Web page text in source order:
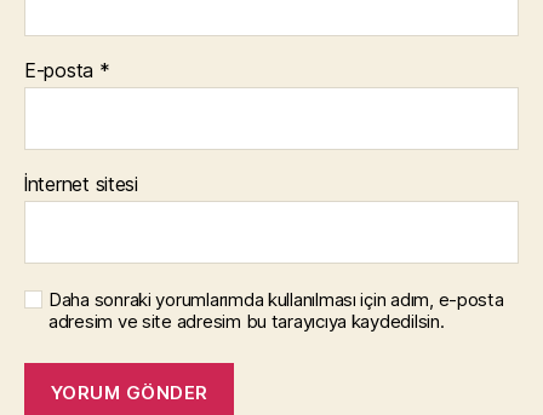
E-posta *
İnternet sitesi
Daha sonraki yorumlarımda kullanılması için adım, e-posta
adresim ve site adresim bu tarayıcıya kaydedilsin.